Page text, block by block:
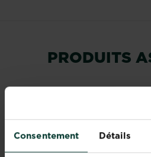
Consentement Détails
PRODUITS